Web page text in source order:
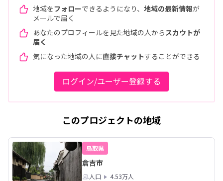
地域をフォローできるようになり、 地域の最新情報が
メールで届く
あなたのプロフィールを見た地域の人から スカウトが
届く
気になった地域の人に直接チャットすることができる
ログイン/ユーザー登録する
このプロジェクトの地域
鳥取県
倉吉市
人口 4.53万人